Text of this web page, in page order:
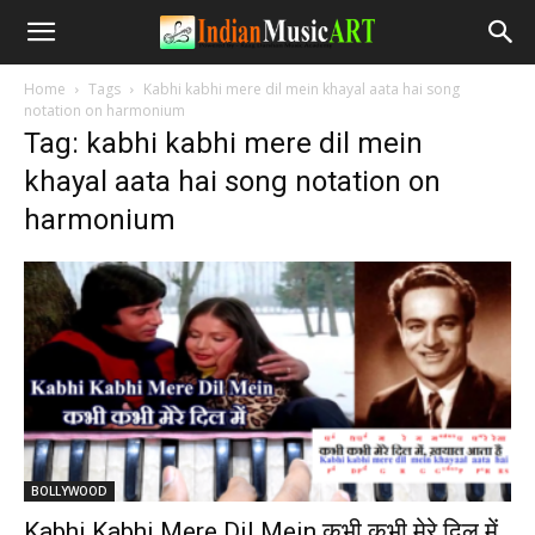
Home Tags
Kabhi kabhi mere dil mein khayal aata hai song
notation on harmonium
Tag: kabhi kabhi mere dil mein
khayal aata hai song notation on
harmonium
BOLLYWOOD